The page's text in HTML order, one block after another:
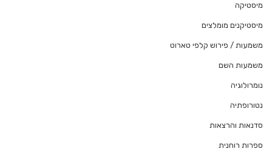
מיסטיקה
מיסטיקנים מומלצים
משמעות / פירוש קלפי טארוט
משמעות השם
נומרולוגיה
נטורופתיה
סדנאות והרצאות
ספרות רוחנית